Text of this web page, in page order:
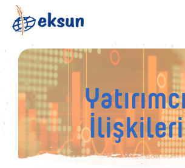
KURUMSAL YATIRIMCI
MARKALARIMIZ HABERLER
İlişkileri